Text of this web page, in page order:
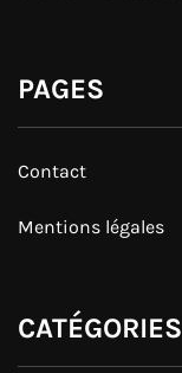
PAGES
Contact
Mentions légales
CATÉGORIES